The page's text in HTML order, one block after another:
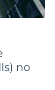
no